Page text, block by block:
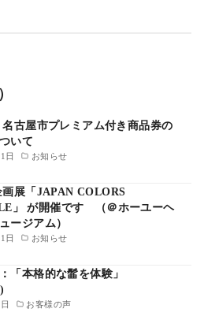
日 お知らせ
古屋市プレミアム付き商品券の
いて
日 お知らせ
展「JAPAN COLORS
」 が開催です （＠ホーユーヘ
ージアム）
お客様の声
「本格的な髷を体験」